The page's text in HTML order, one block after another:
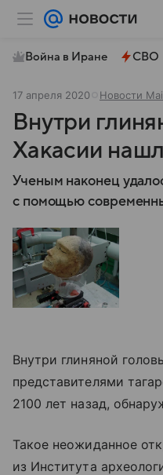
Война в Иране СВО
17 апреля 2020 Новости
Внутри
Хакасии
Ученым наконец
с помощью
Внутри глиняной
представителями
2100 лет назад,
Такое неожиданное
из Института